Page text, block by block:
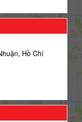
Hồ Chí